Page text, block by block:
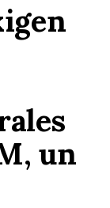
un